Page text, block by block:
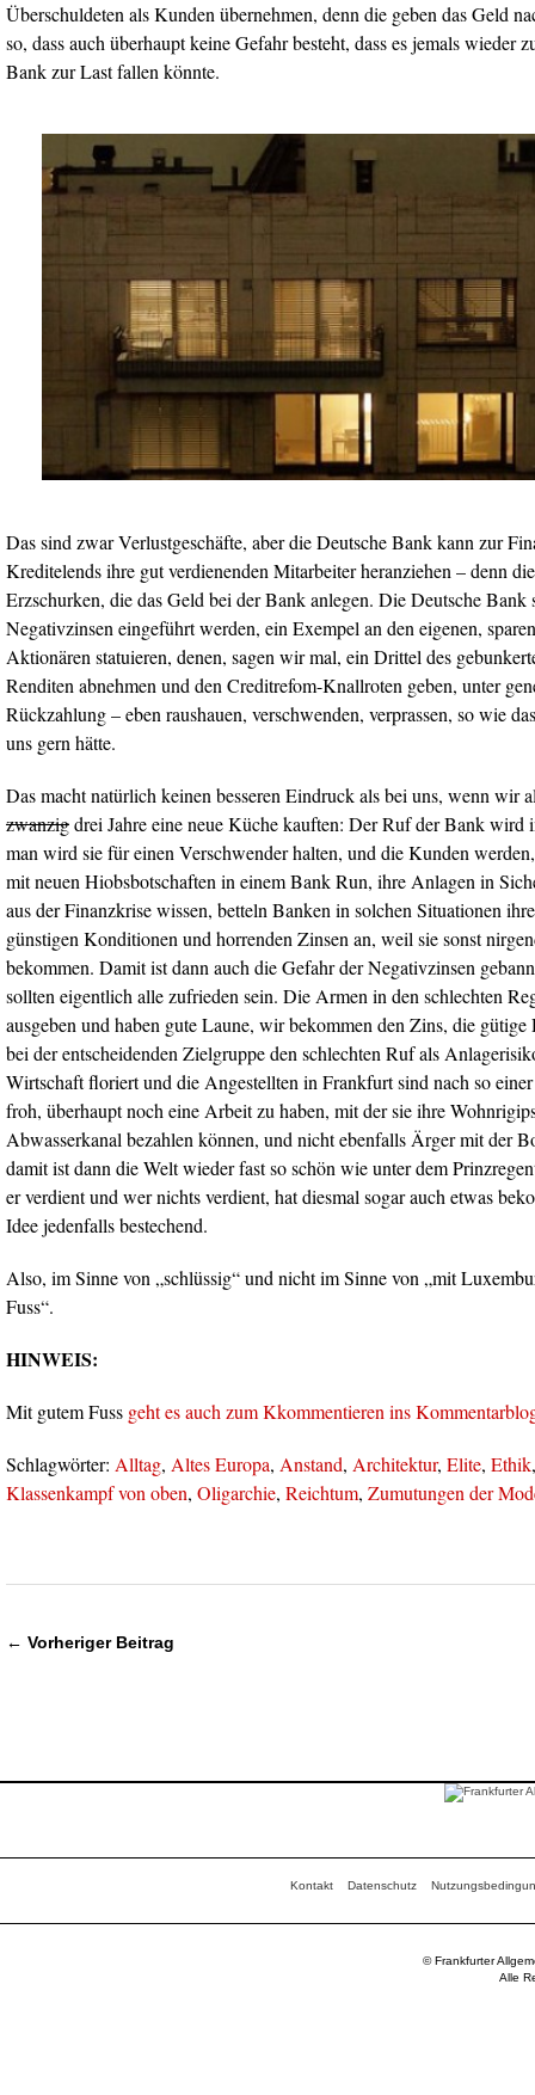
Überschuldeten als Kunden übernehmen, denn die geben das Geld
so, dass auch überhaupt keine Gefahr besteht, dass es jemals wieder
Bank zur Last fallen könnte.
Das sind zwar Verlustgeschäfte, aber die Deutsche Bank kann zur
Kreditelends ihre gut verdienenden Mitarbeiter heranziehen – denn
Erzschurken, die das Geld bei der Bank anlegen. Die Deutsche Bank
Negativzinsen eingeführt werden, ein Exempel an den eigenen,
Aktionären statuieren, denen, sagen wir mal, ein Drittel des
Renditen abnehmen und den Creditrefom-Knallroten geben, unter
Rückzahlung – eben raushauen, verschwenden, verprassen, so wie
uns gern hätte.
Das macht natürlich keinen besseren Eindruck als bei uns, wenn wir
zwanzigdrei Jahre eine neue Küche kauften: Der Ruf der Bank wird
man wird sie für einen Verschwender halten, und die Kunden
mit neuen Hiobsbotschaften in einem Bank Run, ihre Anlagen in
aus der Finanzkrise wissen, betteln Banken in solchen Situationen
günstigen Konditionen und horrenden Zinsen an, weil sie sonst
bekommen. Damit ist dann auch die Gefahr der Negativzinsen
sollten eigentlich alle zufrieden sein. Die Armen in den schlechten
ausgeben und haben gute Laune, wir bekommen den Zins, die
bei der entscheidenden Zielgruppe den schlechten Ruf als
Wirtschaft floriert und die Angestellten in Frankfurt sind nach so
froh, überhaupt noch eine Arbeit zu haben, mit der sie ihre
Abwasserkanal bezahlen können, und nicht ebenfalls Ärger mit der
damit ist dann die Welt wieder fast so schön wie unter dem
er verdient und wer nichts verdient, hat diesmal sogar auch etwas
Idee jedenfalls bestechend.
Also, im Sinne von „schlüssig“ und nicht im Sinne von „mit
Fuss“.
HINWEIS:
Mit gutem Fuss geht es auch zum Kkommentieren ins
Schlagwörter: Alltag, Altes Europa, Anstand, Architektur, Elite, Ethik
Klassenkampf von oben, Oligarchie, Reichtum, Zumutungen der
← Vorheriger Beitrag
Kontakt Datenschutz
© Frankfurter
Alle